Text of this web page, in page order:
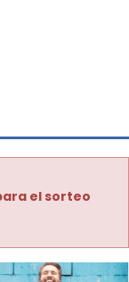
el sorteo